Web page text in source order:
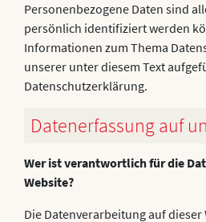
Personenbezogene Daten sind
persönlich identifiziert werden
Informationen zum Thema
unserer unter diesem Text
Datenschutzerklärung.
Datenerfassung auf
Wer ist verantwortlich für die
Website?
Die Datenverarbeitung auf